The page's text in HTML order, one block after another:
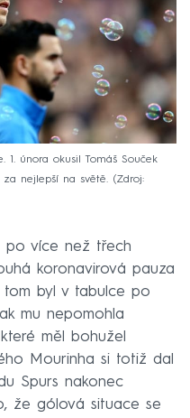
1. února okusil Tomáš Souček
nejlepší na světě.
Zdroj:
po více než třech
koronavirová pauza
tom byl v tabulce po
mu nepomohla
měl bohužel
Mourinha si totiž dal
Spurs nakonec
že gólová situace se